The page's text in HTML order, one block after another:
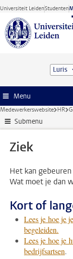
Ga direct naar de
Universiteit LeidenStudenten
Luris
Menu
Medewerkerswebsite HR
Submenu
Ziek
Het kan
Wat moet je dan
Kort of
Lees je hoe je
begeleiden.
Lees je hoe je
bedrijfsartsen.